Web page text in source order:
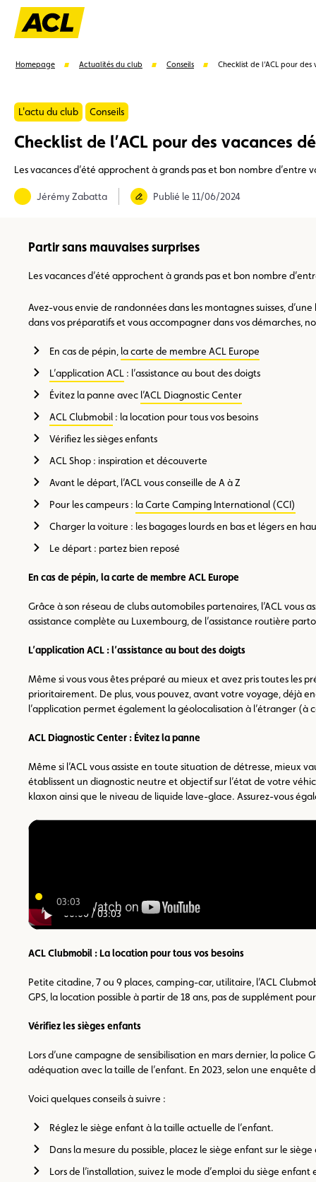
Carte membre Avantages Contrat de vente
Homepage Actualités du club Conseils Checklist de l’ACL pour
L'actu du club Conseils
Checklist de l’ACL pour des vacances
Les vacances d’été approchent à grands pas et bon nombre d’entre
Jérémy Zabatta Publié le 11/06/2024
Partir sans mauvaises surprises
Les vacances d’été approchent à grands pas et bon nombre
Avez-vous envie de randonnées dans les montagnes suisses,
dans vos préparatifs et vous accompagner dans vos démarches,
En cas de pépin, la carte de membre ACL Europe
L’application ACL : l’assistance au bout des doigts
Évitez la panne avec l’ACL Diagnostic Center
ACL Clubmobil : la location pour tous vos besoins
Vérifiez les sièges enfants
ACL Shop : inspiration et découverte
Avant le départ, l’ACL vous conseille de A à Z
Pour les campeurs : la Carte Camping International (CCI)
Charger la voiture : les bagages lourds en bas et légers en
Le départ : partez bien reposé
En cas de pépin, la carte de membre ACL Europe
Grâce à son réseau de clubs automobiles partenaires, l’ACL vous
assistance complète au Luxembourg, de l’assistance routière
L’application ACL : l’assistance au bout des doigts
Même si vous vous êtes préparé au mieux et avez pris toutes les
prioritairement. De plus, vous pouvez, avant votre voyage, déjà
l’application permet également la géolocalisation à l’étranger (à
ACL Diagnostic Center : Évitez la panne
Même si l’ACL vous assiste en toute situation de détresse, mieux
établissent un diagnostic neutre et objectif sur l’état de votre
klaxon ainsi que le niveau de liquide lave-glace. Assurez-vous
03:03
00:00 /03:03
ACL Clubmobil : La location pour tous vos besoins
Petite citadine, 7 ou 9 places, camping-car, utilitaire, l’ACL
GPS, la location possible à partir de 18 ans, pas de supplément
Vérifiez les sièges enfants
Lors d’une campagne de sensibilisation en mars dernier, la police
adéquation avec la taille de l’enfant. En 2023, selon une
Voici quelques conseils à suivre :
Réglez le siège enfant à la taille actuelle de l’enfant.
Dans la mesure du possible, placez le siège enfant sur le
Lors de l’installation, suivez le mode d’emploi du siège